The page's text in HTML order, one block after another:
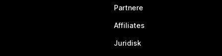
Partnere
Affiliates
Juridisk